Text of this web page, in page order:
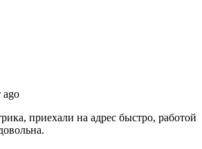
ago
приехали на адрес быстро, работой